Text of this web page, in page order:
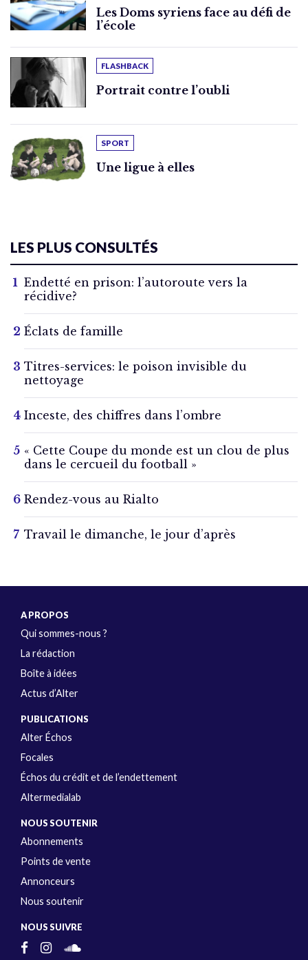
Les Doms syriens face au défi de
l’école
FLASHBACK
Portrait contre l’oubli
SPORT
Une ligue à elles
LES PLUS CONSULTÉS
Endetté en prison: l’autoroute vers la
récidive?
Éclats de famille
Titres-services: le poison invisible du
nettoyage
Inceste, des chiffres dans l’ombre
« Cette Coupe du monde est un clou de plus
dans le cercueil du football »
Rendez-vous au Rialto
Travail le dimanche, le jour d’après
A PROPOS
Qui sommes-nous ?
La rédaction
Boîte à idées
Actus d’Alter
PUBLICATIONS
Alter Échos
Focales
Échos du crédit et de l’endettement
Altermedialab
NOUS SOUTENIR
Abonnements
Points de vente
Annonceurs
Nous soutenir
NOUS SUIVRE